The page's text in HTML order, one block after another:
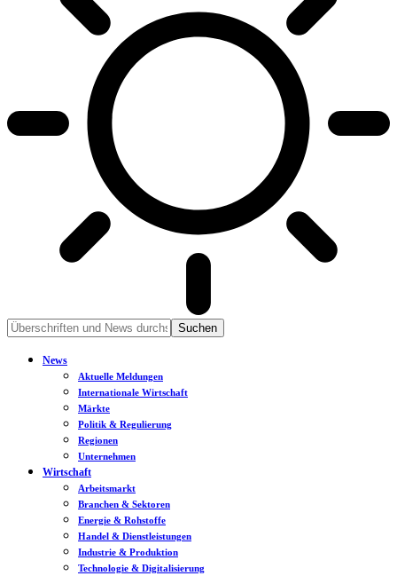
News
Aktuelle Meldungen
Internationale Wirtschaft
Märkte
Politik & Regulierung
Regionen
Unternehmen
Wirtschaft
Arbeitsmarkt
Branchen & Sektoren
Energie & Rohstoffe
Handel & Dienstleistungen
Industrie & Produktion
Technologie & Digitalisierung